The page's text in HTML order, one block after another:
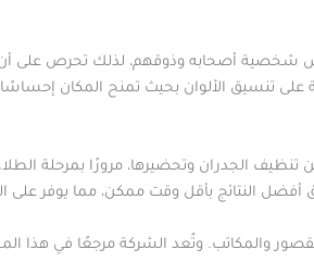
أصحابه وذوقهم، لذلك تحرص على أن
الألوان بحيث تمنح المكان إحساسًا
الجدران وتحضيرها، مرورًا بمرحلة
النتائج بأقل وقت ممكن، مما يوفر على
والمكاتب. وتُعد الشركة مرجعًا في هذا